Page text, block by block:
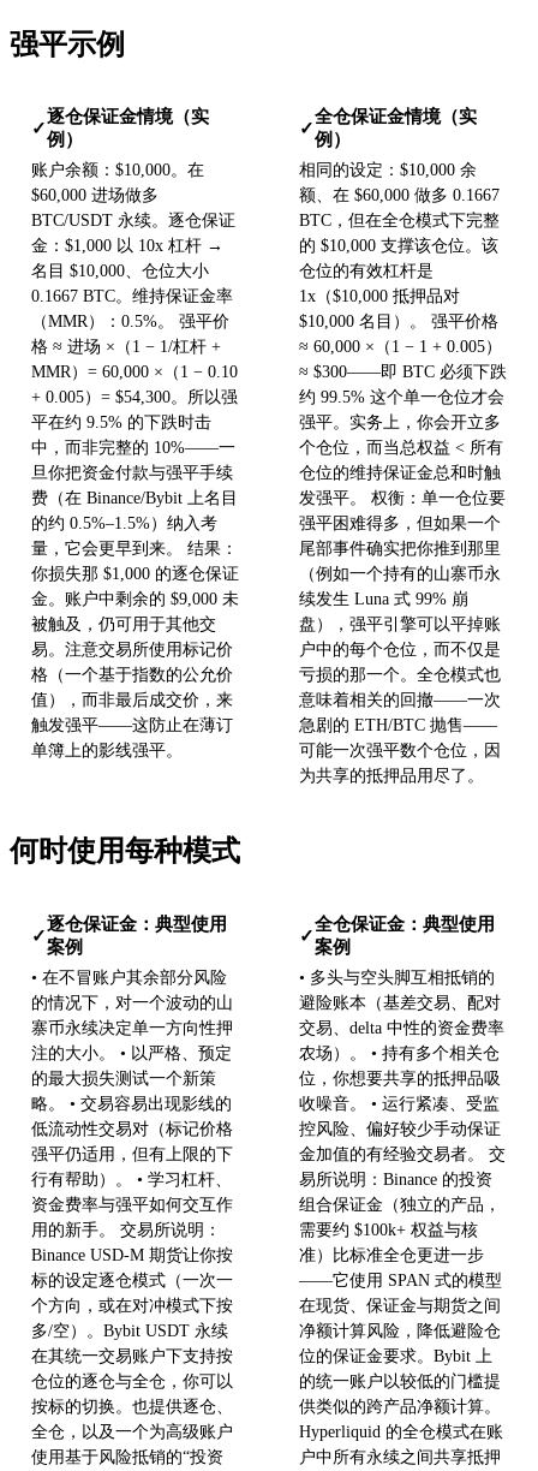
强平示例
✓
逐仓保证金情境（实
例）
账户余额：$10,000。在
$60,000 进场做多
BTC/USDT 永续。逐仓保证
金：$1,000 以 10x 杠杆 →
名目 $10,000、仓位大小
0.1667 BTC。维持保证金率
（MMR）：0.5%。 强平价
格 ≈ 进场 ×（1 − 1/杠杆 +
MMR）= 60,000 ×（1 − 0.10
+ 0.005）= $54,300。所以强
平在约 9.5% 的下跌时击
中，而非完整的 10%——一
旦你把资金付款与强平手续
费（在 Binance/Bybit 上名目
的约 0.5%–1.5%）纳入考
量，它会更早到来。 结果：
你损失那 $1,000 的逐仓保证
金。账户中剩余的 $9,000 未
被触及，仍可用于其他交
易。注意交易所使用标记价
格（一个基于指数的公允价
值），而非最后成交价，来
触发强平——这防止在薄订
单簿上的影线强平。
✓
全仓保证金情境（实
例）
相同的设定：$10,000 余
额、在 $60,000 做多 0.1667
BTC，但在全仓模式下完整
的 $10,000 支撑该仓位。该
仓位的有效杠杆是
1x（$10,000 抵押品对
$10,000 名目）。 强平价格
≈ 60,000 ×（1 − 1 + 0.005）
≈ $300——即 BTC 必须下跌
约 99.5% 这个单一仓位才会
强平。实务上，你会开立多
个仓位，而当总权益 < 所有
仓位的维持保证金总和时触
发强平。 权衡：单一仓位要
强平困难得多，但如果一个
尾部事件确实把你推到那里
（例如一个持有的山寨币永
续发生 Luna 式 99% 崩
盘），强平引擎可以平掉账
户中的每个仓位，而不仅是
亏损的那一个。全仓模式也
意味着相关的回撤——一次
急剧的 ETH/BTC 抛售——
可能一次强平数个仓位，因
为共享的抵押品用尽了。
何时使用每种模式
✓
逐仓保证金：典型使用
案例
• 在不冒账户其余部分风险
的情况下，对一个波动的山
寨币永续决定单一方向性押
注的大小。 • 以严格、预定
的最大损失测试一个新策
略。 • 交易容易出现影线的
低流动性交易对（标记价格
强平仍适用，但有上限的下
行有帮助）。 • 学习杠杆、
资金费率与强平如何交互作
用的新手。 交易所说明：
Binance USD-M 期货让你按
标的设定逐仓模式（一次一
个方向，或在对冲模式下按
多/空）。Bybit USDT 永续
在其统一交易账户下支持按
仓位的逐仓与全仓，你可以
按标的切换。也提供逐仓、
全仓，以及一个为高级账户
使用基于风险抵销的“投资
✓
全仓保证金：典型使用
案例
• 多头与空头脚互相抵销的
避险账本（基差交易、配对
交易、delta 中性的资金费率
农场）。 • 持有多个相关仓
位，你想要共享的抵押品吸
收噪音。 • 运行紧凑、受监
控风险、偏好较少手动保证
金加值的有经验交易者。 交
易所说明：Binance 的投资
组合保证金（独立的产品，
需要约 $100k+ 权益与核
准）比标准全仓更进一步
——它使用 SPAN 式的模型
在现货、保证金与期货之间
净额计算风险，降低避险仓
位的保证金要求。Bybit 上
的统一账户以较低的门槛提
供类似的跨产品净额计算。
Hyperliquid 的全仓模式在账
户中所有永续之间共享抵押